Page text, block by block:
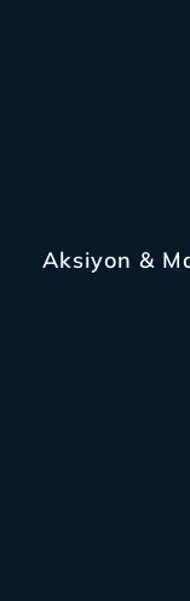
Aksiyon &